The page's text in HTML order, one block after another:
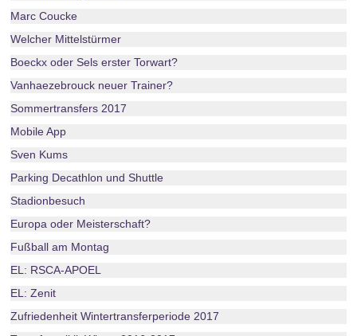
Marc Coucke
Welcher Mittelstürmer
Boeckx oder Sels erster Torwart?
Vanhaezebrouck neuer Trainer?
Sommertransfers 2017
Mobile App
Sven Kums
Parking Decathlon und Shuttle
Stadionbesuch
Europa oder Meisterschaft?
Fußball am Montag
EL: RSCA-APOEL
EL: Zenit
Zufriedenheit Wintertransferperiode 2017